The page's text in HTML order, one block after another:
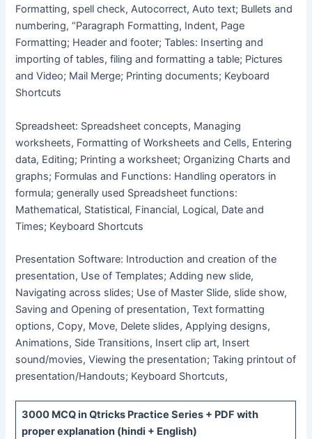
Formatting, spell check, Autocorrect, Auto text; Bullets and
numbering, “Paragraph Formatting, Indent, Page
Formatting; Header and footer; Tables: Inserting and
importing of tables, filing and formatting a table; Pictures
and Video; Mail Merge; Printing documents; Keyboard
Shortcuts
Spreadsheet: Spreadsheet concepts, Managing
worksheets, Formatting of Worksheets and Cells, Entering
data, Editing; Printing a worksheet; Organizing Charts and
graphs; Formulas and Functions: Handling operators in
formula; generally used Spreadsheet functions:
Mathematical, Statistical, Financial, Logical, Date and
Times; Keyboard Shortcuts
Presentation Software: Introduction and creation of the
presentation, Use of Templates; Adding new slide,
Navigating across slides; Use of Master Slide, slide show,
Saving and Opening of presentation, Text formatting
options, Copy, Move, Delete slides, Applying designs,
Animations, Side Transitions, Insert clip art, Insert
sound/movies, Viewing the presentation; Taking printout of
presentation/Handouts; Keyboard Shortcuts,
3000 MCQin Qtricks Practice Series + PDF with
proper explanation (hindi + English)